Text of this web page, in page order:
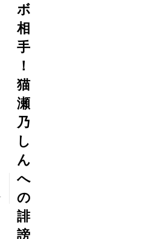
ボ
相
手
！
猫
瀬
乃
し
ん
へ
の
誹
謗